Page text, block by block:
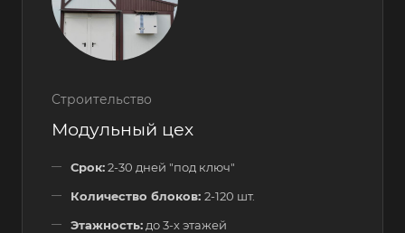
Строительство
Модульный цех
Срок:2-30 дней "под ключ"
Количество блоков: 2-120 шт.
Этажность: до 3-х этажей